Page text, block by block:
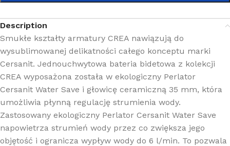
Description
Smukłe kształty armatury CREA nawiązują do
wysublimowanej delikatności całego konceptu marki
Cersanit. Jednouchwytowa bateria bidetowa z kolekcji
CREA wyposażona została w ekologiczny Perlator
Cersanit Water Save i głowicę ceramiczną 35 mm, która
umożliwia płynną regulację strumienia wody.
Zastosowany ekologiczny Perlator Cersanit Water Save
napowietrza strumień wody przez co zwiększa jego
objętość i ogranicza wypływ wody do 6 l/min. To pozwala